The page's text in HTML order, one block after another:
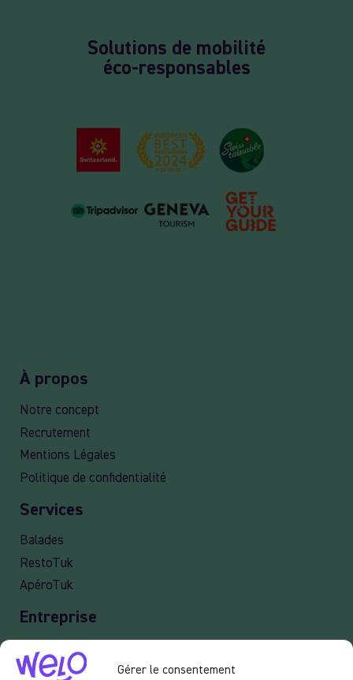
Gérer le consentement
Solutions de mobilité
éco-responsables
À propos
Notre concept
Recrutement
Mentions Légales
Politique de confidentialité
Services
Balades
RestoTuk
ApéroTuk
Entreprise
Events
Services entreprises